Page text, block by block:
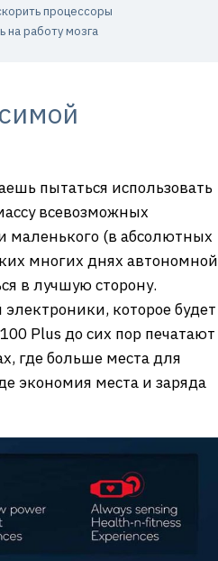
процессоры
на работу мозга
пытаться использовать
всевозможных
маленького (в абсолютных
многих днях автономной
в лучшую сторону.
которое будет
Plus до сих пор печатают
где больше места для
экономия места и заряда